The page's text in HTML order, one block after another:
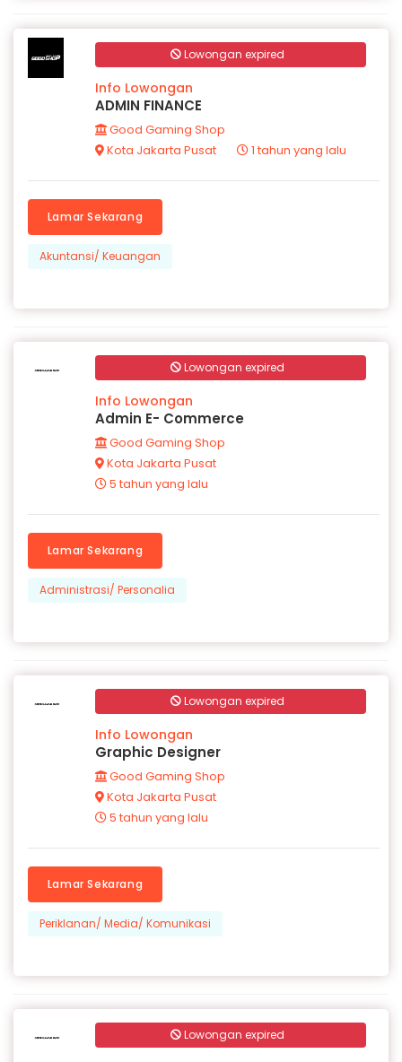
Lowongan expired
Info Lowongan
ADMIN FINANCE
Good Gaming Shop
Kota Jakarta Pusat
1 tahun yang lalu
Lamar Sekarang
Akuntansi/ Keuangan
Lowongan expired
Info Lowongan
Admin E- Commerce
Good Gaming Shop
Kota Jakarta Pusat
5 tahun yang lalu
Lamar Sekarang
Administrasi/ Personalia
Lowongan expired
Info Lowongan
Graphic Designer
Good Gaming Shop
Kota Jakarta Pusat
5 tahun yang lalu
Lamar Sekarang
Periklanan/ Media/ Komunikasi
Lowongan expired